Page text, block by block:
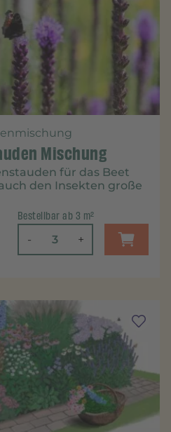
Mischung
für das Beet
den Insekten große
Bestellbar ab 3 m²
- +